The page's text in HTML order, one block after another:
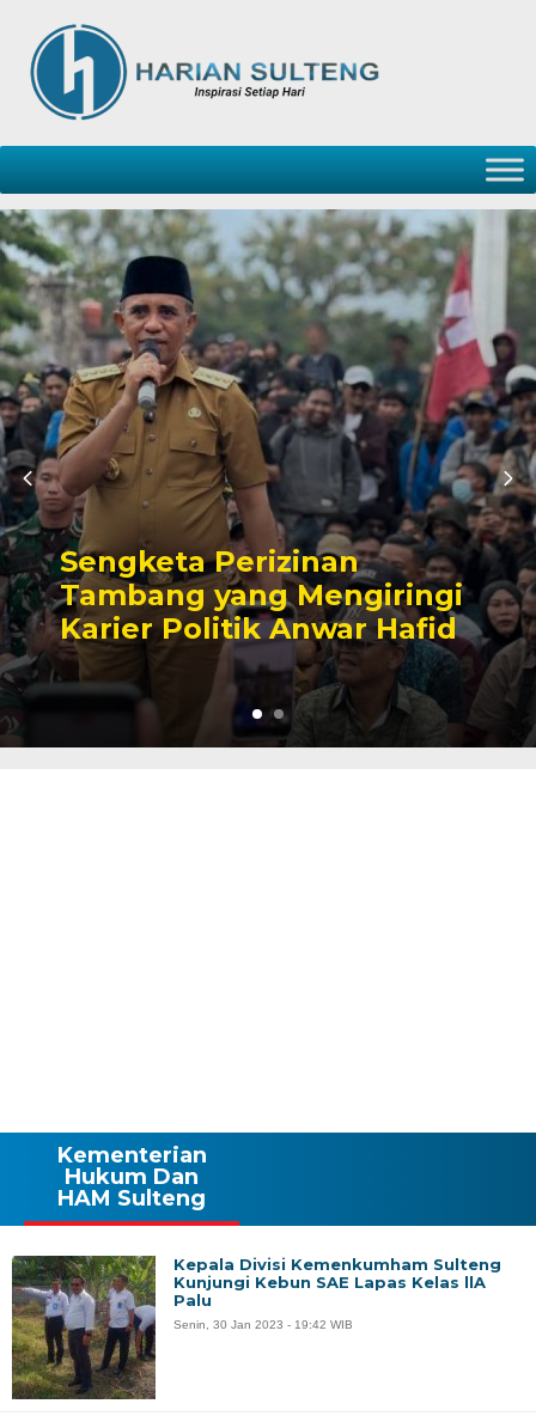
Sengketa Perizinan
Tambang yang Mengiringi
Karier Politik Anwar Hafid
Kementerian
Hukum Dan
HAM Sulteng
Kepala Divisi Kemenkumham Sulteng
Kunjungi Kebun SAE Lapas Kelas llA
Palu
Senin, 30 Jan 2023 - 19:42 WIB